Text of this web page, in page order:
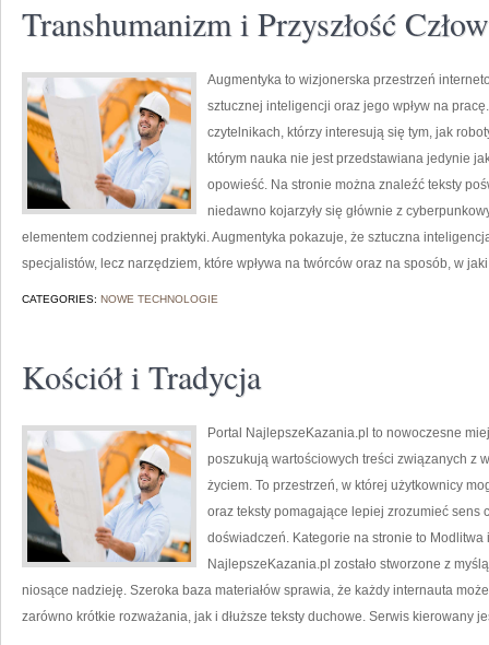
Transhumanizm i Przyszłość
Augmentyka to wizjonerska przestrzeń
sztucznej inteligencji oraz jego wpływ na
czytelnikach, którzy interesują się tym, jak
którym nauka nie jest przedstawiana jedynie
opowieść. Na stronie można znaleźć teksty
niedawno kojarzyły się głównie z
elementem codziennej praktyki. Augmentyka pokazuje, że sztuczna
specjalistów, lecz narzędziem, które wpływa na twórców oraz na sposób, w jaki
CATEGORIES: NOWE TECHNOLOGIE
Kościół i Tradycja
Portal NajlepszeKazania.pl to nowoczesne
poszukują wartościowych treści związanych z
życiem. To przestrzeń, w której użytkownicy
oraz teksty pomagające lepiej zrozumieć sens
doświadczeń. Kategorie na stronie to
NajlepszeKazania.pl zostało stworzone z
niosące nadzieję. Szeroka baza materiałów sprawia, że każdy internauta
zarówno krótkie rozważania, jak i dłuższe teksty duchowe. Serwis kierowany